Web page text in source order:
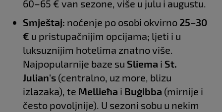
60–65 € van sezone, više u julu i augustu.
Smještaj: noćenje po osobi okvirno 25–30
€ u pristupačnijim opcijama; ljeti i u
luksuznijim hotelima znatno više.
Najpopularnije baze su Sliema i St.
Julian's (centralno, uz more, blizu
izlazaka), te Mellieħa i Buġibba (mirnije i
često povoljnije). U sezoni sobu u nekim